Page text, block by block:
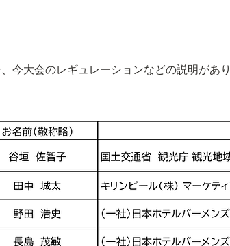
今大会のレギュレーションなどの説明があ